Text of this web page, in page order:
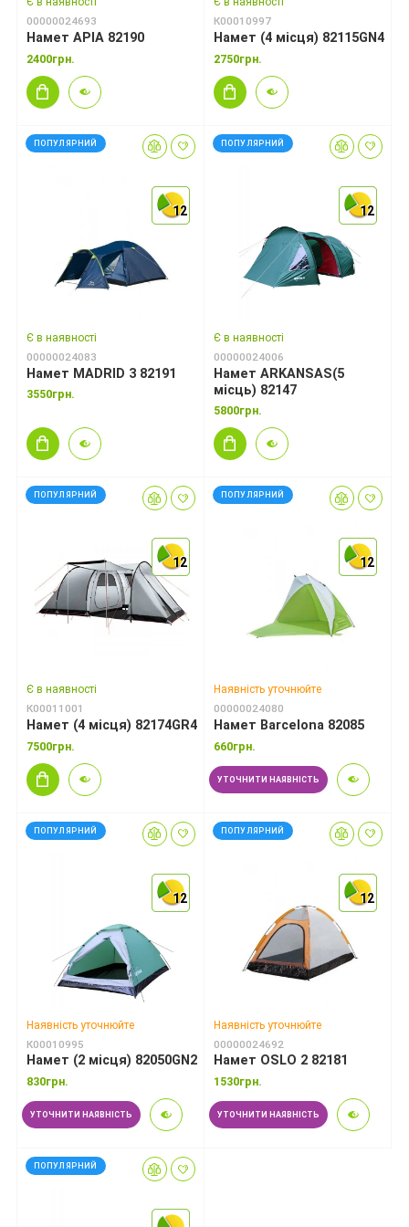
00000024693
Намет APIA 82190
2400грн.
К00010997
Намет (4 місця) 82115GN4
2750грн.
12
12
12
ПОПУЛЯРНИЙ
Є в наявності
00000024083
Намет MADRID 3 82191
3550грн.
12
12
12
ПОПУЛЯРНИЙ
Є в наявності
00000024006
Намет ARKANSAS(5
місць) 82147
5800грн.
12
12
12
ПОПУЛЯРНИЙ
Є в наявності
К00011001
Намет (4 місця) 82174GR4
7500грн.
12
12
12
ПОПУЛЯРНИЙ
Наявність уточнюйте
00000024080
Намет Barcelona 82085
660грн.
УТОЧНИТИ НАЯВНІСТЬ
12
12
12
ПОПУЛЯРНИЙ
Наявність уточнюйте
К00010995
Намет (2 місця) 82050GN2
830грн.
УТОЧНИТИ НАЯВНІСТЬ
12
12
12
ПОПУЛЯРНИЙ
Наявність уточнюйте
00000024692
Намет OSLO 2 82181
1530грн.
УТОЧНИТИ НАЯВНІСТЬ
ПОПУЛЯРНИЙ